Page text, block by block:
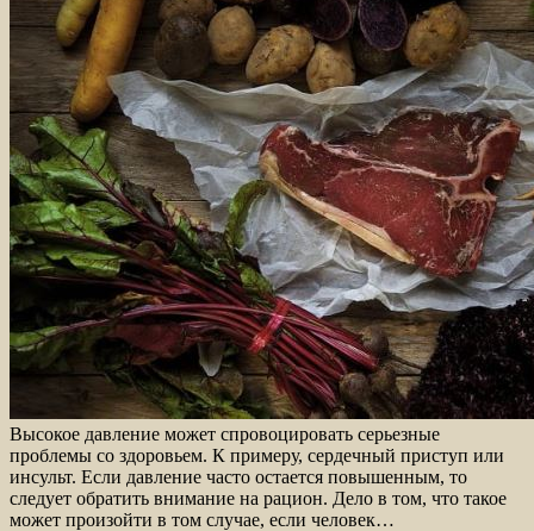
Высокое давление может спровоцировать серьезные
проблемы со здоровьем. К примеру, сердечный приступ или
инсульт. Если давление часто остается повышенным, то
следует обратить внимание на рацион. Дело в том, что такое
может произойти в том случае, если человек…